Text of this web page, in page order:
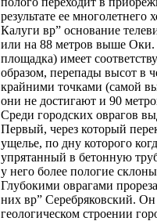
результате ее
Калуги вр” основание
или на 88 метров выше Оки.
площадка) имеет
образом, перепады высот в
крайними точками (самой
они не достигают и 90
Среди городских оврагов
Первый, через который
ущелье, по дну которого
упрятанный в бетонную
у него более пологие
Глубокими оврагами
них вр” Серебряковский. Он
геологическом строении